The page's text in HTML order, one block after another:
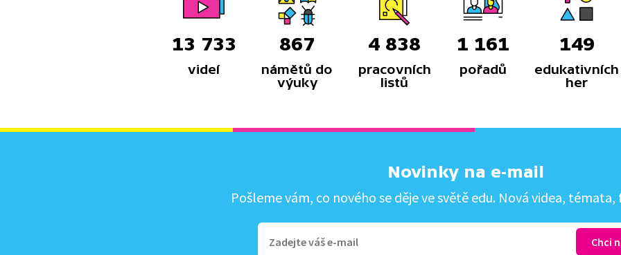
13 733
videí
867
námětů do
výuky
4 838
pracovních
listů
1 161
pořadů
149
edukativních
her
Novinky na e-mail
Pošleme vám, co nového se děje ve světě edu. Nová videa, témata,